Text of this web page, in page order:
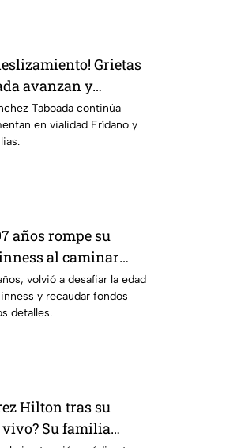
Grietas
avanzan y
viviendas
Taboada continúa
en vialidad Erídano y
años rompe su
al caminar
vuelo; acababa de
volvió a desafiar la edad
y recaudar fondos
detalles.
Hilton tras su
Su familia